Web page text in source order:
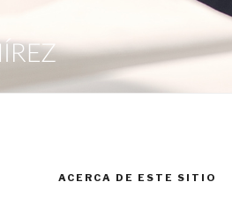
ACERCA DE ESTE SITIO